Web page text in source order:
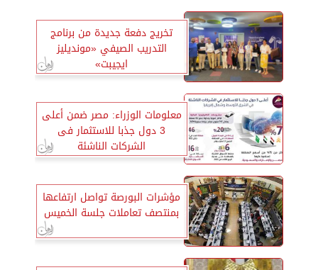
تخريج دفعة جديدة من برنامج
التدريب الصيفي «مونديليز
ايجيبت»
معلومات الوزراء: مصر ضمن أعلى
3 دول جذبا للاستثمار فى
الشركات الناشئة
مؤشرات البورصة تواصل ارتفاعها
بمنتصف تعاملات جلسة الخميس